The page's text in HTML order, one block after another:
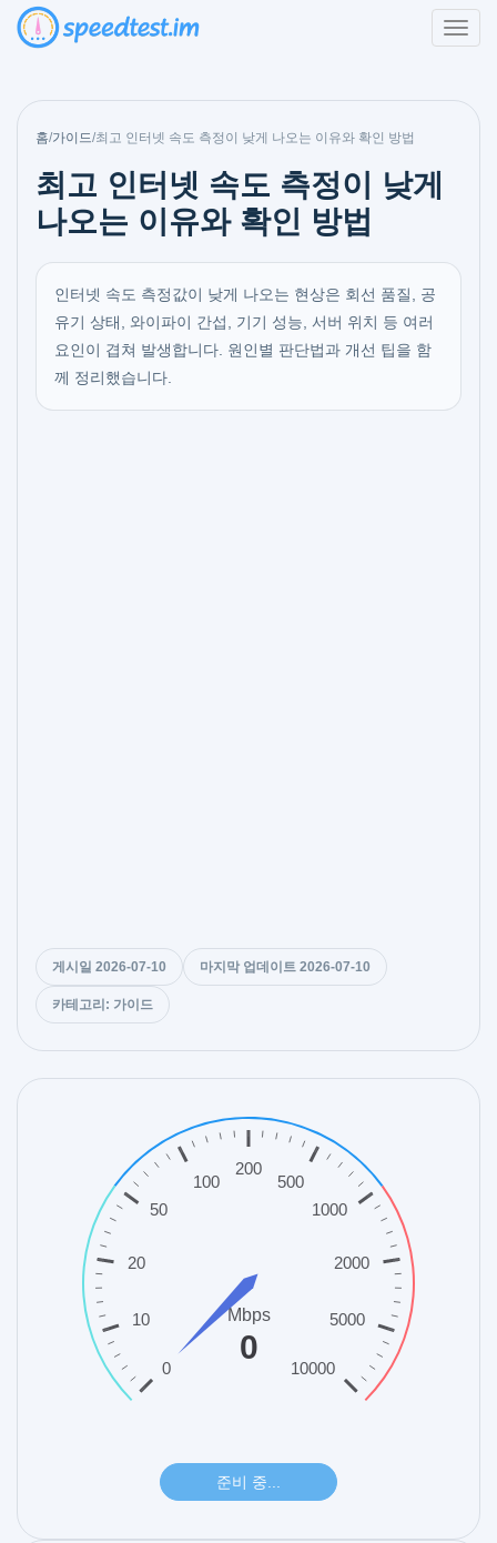
홈/가이드/최고 인터넷 속도 측정이 낮게 나오는 이유와 확인 방법
최고 인터넷 속도 측정이 낮게
나오는 이유와 확인 방법
인터넷 속도 측정값이 낮게 나오는 현상은 회선 품질, 공
유기 상태, 와이파이 간섭, 기기 성능, 서버 위치 등 여러
요인이 겹쳐 발생합니다. 원인별 판단법과 개선 팁을 함
께 정리했습니다.
게시일 2026-07-10 마지막 업데이트 2026-07-10
카테고리: 가이드